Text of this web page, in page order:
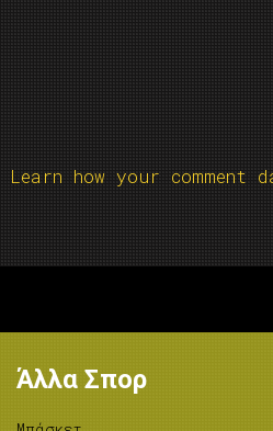
Learn how your comment
Άλλα Σπορ